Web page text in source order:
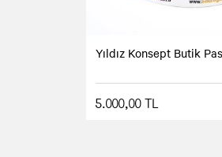
Yıldız Konsept Butik
5.000,00 TL